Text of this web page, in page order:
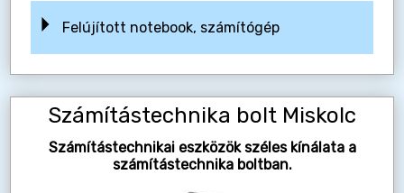
Felújított notebook, számítógép
Számítástechnika bolt Miskolc
Számítástechnikai eszközök széles kínálata a
számítástechnika boltban.